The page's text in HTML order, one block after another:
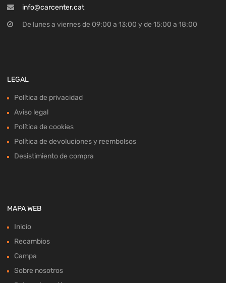
info@carcenter.cat
De lunes a viernes de 09:00 a 13:00 y de 15:00 a 18:00
LEGAL
Política de privacidad
Aviso legal
Política de cookies
Política de devoluciones y reembolsos
Desistimiento de compra
MAPA WEB
Inicio
Recambios
Campa
Sobre nosotros